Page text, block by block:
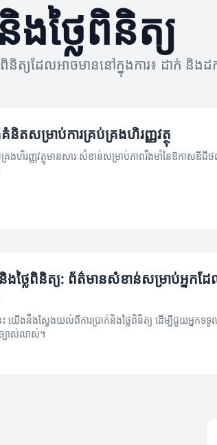
ងថ្លៃពិនិត្យ
និត្យដែលអាចមាននៅក្នុងការ៖ ដាក់ និងដ
គំនិតសម្រាប់ការគ្រប់គ្រងហិរញ្ញវត្ថុ
គ្រងហិរញ្ញវត្ថុមានសារៈសំខាន់សម្រាប់ភាពរឹងមាំនៃឱកាសឌីជី
និងថ្លៃពិនិត្យ: ព័ត៌មានសំខាន់សម្រាប់អ្នកដ
ះ យើងនឹងស្វែងយល់ពីការប្រាក់និងថ្លៃពិនិត្យ ដើម្បីជួយអ្នកទ
បាស់លាស់។